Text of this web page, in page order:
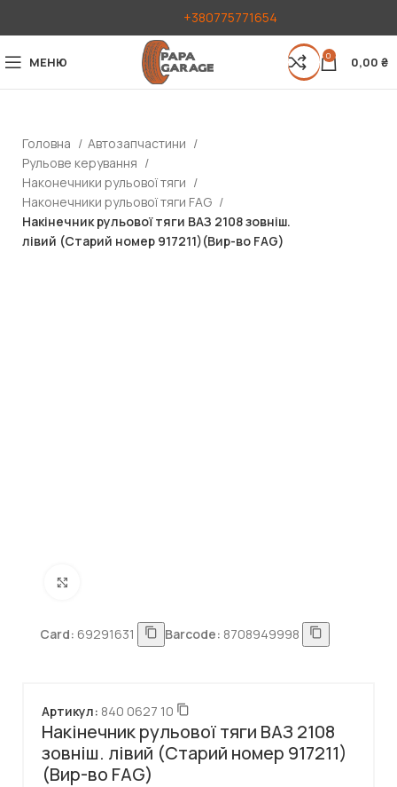
+380775771654
МЕНЮ 0 0,00 ₴
Головна
Автозапчастини
Рульове керування
Наконечники рульової тяги
Наконечники рульової тяги FAG
Накінечник рульової тяги ВАЗ 2108 зовніш.
лівий (Старий номер 917211)(Вир-во FAG)
Card: 69291631 Barcode: 8708949998
Накінечник рульової тяги ВАЗ 2108
зовніш. лівий (Старий номер 917211)
(Вир-во FAG)
Артикул: 840 0627 10